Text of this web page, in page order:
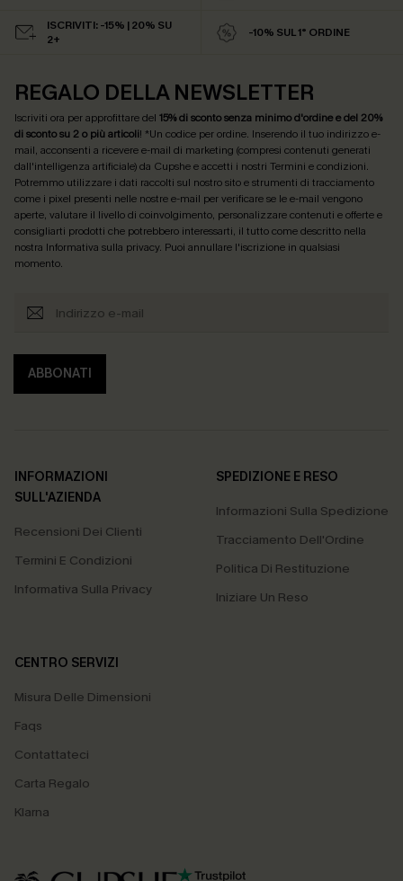
ISCRIVITI: -15% | 20% SU
2+
-10% SUL 1° ORDINE
REGALO DELLA NEWSLETTER
Iscriviti ora per approfittare del 15% di sconto senza minimo d'ordine e del 20%
di sconto su 2 o più articoli! *Un codice per ordine. Inserendo il tuo indirizzo e-
mail, acconsenti a ricevere e-mail di marketing (compresi contenuti generati
dall'intelligenza artificiale) da Cupshe e accetti i nostri Termini e condizioni.
Potremmo utilizzare i dati raccolti sul nostro sito e strumenti di tracciamento
come i pixel presenti nelle nostre e-mail per verificare se le e-mail vengono
aperte, valutare il livello di coinvolgimento, personalizzare contenuti e offerte e
consigliarti prodotti che potrebbero interessarti, il tutto come descritto nella
nostra Informativa sulla privacy. Puoi annullare l'iscrizione in qualsiasi
momento.
ABBONATI
INFORMAZIONI
SULL'AZIENDA
Recensioni Dei Clienti
Termini E Condizioni
Informativa Sulla Privacy
SPEDIZIONE E RESO
Informazioni Sulla Spedizione
Tracciamento Dell'Ordine
Politica Di Restituzione
Iniziare Un Reso
CENTRO SERVIZI
Misura Delle Dimensioni
Faqs
Contattateci
Carta Regalo
Klarna